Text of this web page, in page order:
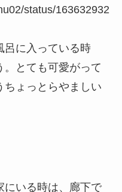
status/163632932
呂に入っている時
。とても可愛がって
ちょっとらやましい
にいる時は、廊下で